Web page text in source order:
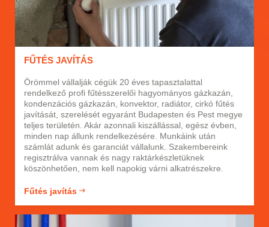
FŰTÉS JAVÍTÁS
Örömmel vállalják cégük 20 éves tapasztalattal
rendelkező profi fűtésszerelői hagyományos gázkazán,
kondenzációs gázkazán, konvektor, radiátor, cirkó fűtés
javítását, szerelését egyaránt Budapesten és Pest megye
teljes területén. Akár azonnali kiszállással, egész évben,
minden nap állunk rendelkezésére. Munkáink után
számlát adunk és garanciát vállalunk. Szakembereink
regisztrálva vannak és nagy raktárkészletüknek
köszönhetően, nem kell napokig várni alkatrészekre.
Fűtés javítás